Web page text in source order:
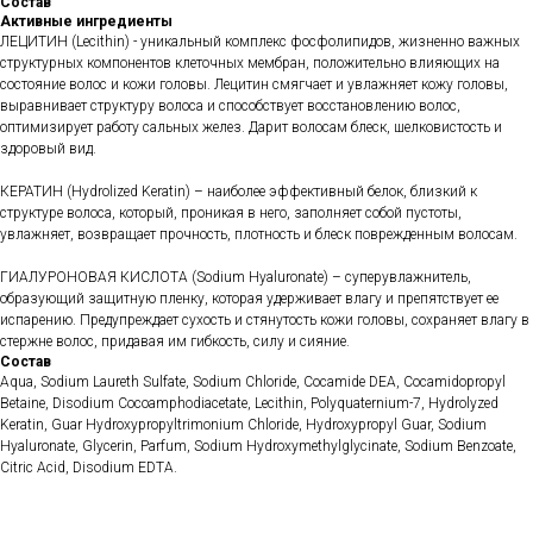
Активные ингредиенты
ЛЕЦИТИН (Lecithin) - уникальный комплекс фосфолипидов, жизненно важных
структурных компонентов клеточных мембран, положительно влияющих на
состояние волос и кожи головы. Лецитин смягчает и увлажняет кожу головы,
выравнивает структуру волоса и способствует восстановлению волос,
оптимизирует работу сальных желез. Дарит волосам блеск, шелковистость и
здоровый вид.
КЕРАТИН (Hydrolized Keratin) – наиболее эффективный белок, близкий к
структуре волоса, который, проникая в него, заполняет собой пустоты,
увлажняет, возвращает прочность, плотность и блеск поврежденным волосам.
ГИАЛУРОНОВАЯ КИСЛОТА (Sodium Hyaluronate) – суперувлажнитель,
образующий защитную пленку, которая удерживает влагу и препятствует ее
испарению. Предупреждает сухость и стянутость кожи головы, сохраняет влагу в
стержне волос, придавая им гибкость, силу и сияние.
Состав
Aqua, Sodium Laureth Sulfate, Sodium Chloride, Cocamide DEA, Cocamidopropyl
Betaine, Disodium Cocoamphodiacetate, Lecithin, Polyquaternium-7, Hydrolyzed
Keratin, Guar Hydroxypropyltrimonium Chloride, Hydroxypropyl Guar, Sodium
Hyaluronate, Glycerin, Parfum, Sodium Hydroxymethylglycinate, Sodium Benzoate,
Сitric Acid, Disodium EDTA.